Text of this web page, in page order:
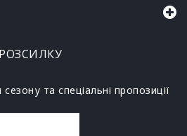
та спеціальні пропозиції